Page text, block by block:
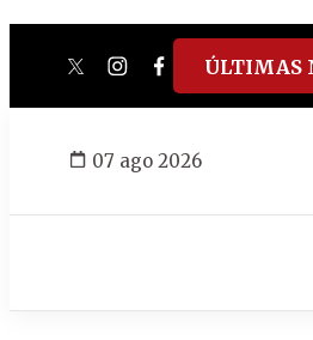
twitterinstagram
facebook
tiktok
ÚLTIMAS
07 ago 2026